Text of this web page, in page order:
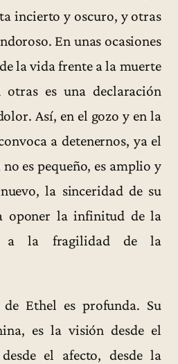
incierto y oscuro, y otras
En unas ocasiones
la vida frente a la muerte
es una declaración
Así, en el gozo y en la
a detenernos, ya el
es pequeño, es amplio y
la sinceridad de su
oponer la infinitud de la
a la fragilidad de la
Ethel es profunda. Su
es la visión desde el
el afecto, desde la